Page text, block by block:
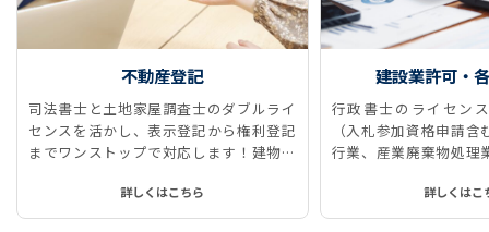
不動産登記
司法書士と土地家屋調査士のダブルライ
センスを活かし、表示登記から権利登記
までワンストップで対応します！建物表
記、抵当権抹消登記などをストレスなく
スムーズに、ワンストップで実現しま
詳しくはこちら
建設業許可・
行政書士のライセン
（入札参加資格申請
行業、産業廃棄物処理
詳しくはこ